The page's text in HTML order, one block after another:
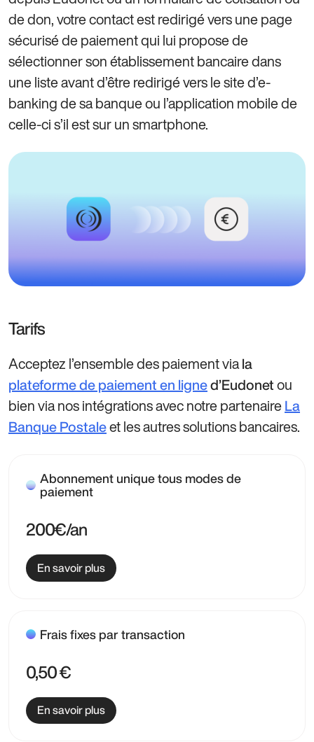
de don, votre contact est redirigé vers une page
sécurisé de paiement qui lui propose de
sélectionner son établissement bancaire dans
une liste avant d’être redirigé vers le site d’e-
banking de sa banque ou l’application mobile de
celle-ci s’il est sur un smartphone.
Tarifs
Acceptez l’ensemble des paiement viala
plateforme de paiement en ligned’Eudonet ou
bien via nos intégrationsavec notre partenaire La
Banque Postaleet les autres solutions bancaires.
Abonnement unique tous modes de
paiement
200€/an
En savoir plus
Frais fixes par transaction
0,50 €
En savoir plus